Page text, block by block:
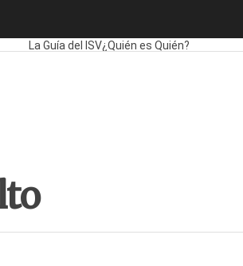
La Guía del ISV¿Quién es Quién?